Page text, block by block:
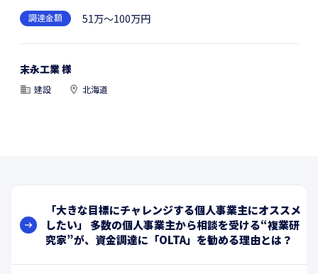
調達金額 51万～100万円
末永工業 様
建設 北海道
「大きな目標にチャレンジする個人事業主にオススメ
したい」 多数の個人事業主から相談を受ける“複業研
究家”が、資金調達に「OLTA」を勧める理由とは？